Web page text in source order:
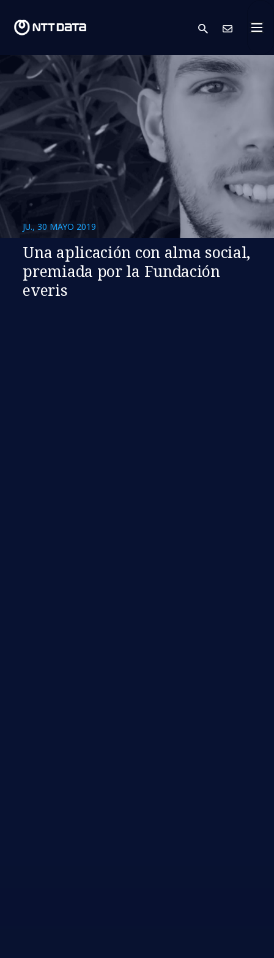
search
JU., 30 MAYO 2019
Una aplicación con alma social,
premiada por la Fundación
everis